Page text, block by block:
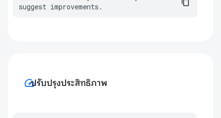
suggest improvements.
speedปรับปรุงประสิทธิภาพ